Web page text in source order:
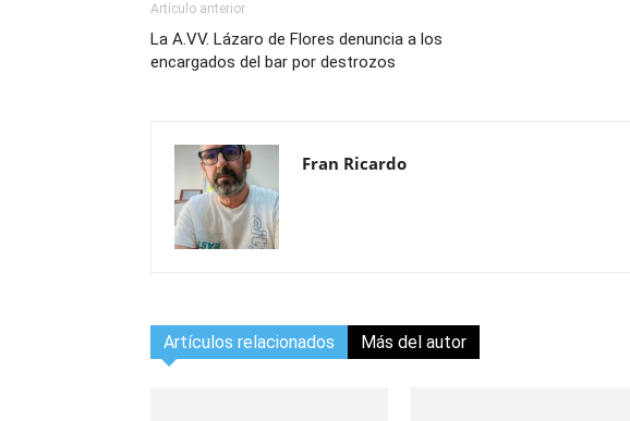
Artículo anterior
La A.VV. Lázaro de Flores denuncia a los
encargados del bar por destrozos
Fran Ricardo
Artículos relacionados Más del autor